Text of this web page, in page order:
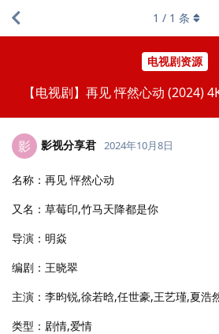
电视剧资源
【电视剧】再见 怦然心动 (2024)
1 / 1 条
影 影视分享君 2024年10月8日
名称：再见 怦然心动
又名：草莓印,竹马天降都是你
导演：明焱
编剧：王晓翠
主演：李昀锐,徐若晗,任世豪,王艺瑾,夏浩
类型：剧情,爱情